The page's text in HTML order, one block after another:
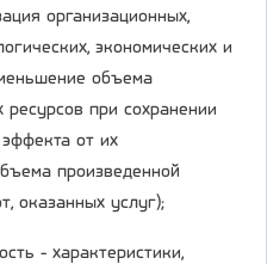
организационных,
экономических и
объема
ресурсов при сохранении
от их
произведенной
оказанных услуг);
- характеристики,